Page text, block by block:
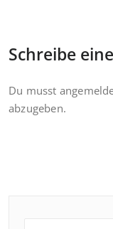
Schreibe
Du musst
abzugeben.